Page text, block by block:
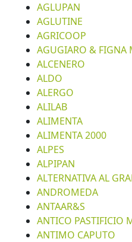
AGLUPAN
AGLUTINE
AGRICOOP
AGUGIARO & FIGNA
ALCENERO
ALDO
ALERGO
ALILAB
ALIMENTA
ALIMENTA 2000
ALPES
ALPIPAN
ALTERNATIVA AL
ANDROMEDA
ANTAAR&S
ANTICO PASTIFICIO
ANTIMO CAPUTO